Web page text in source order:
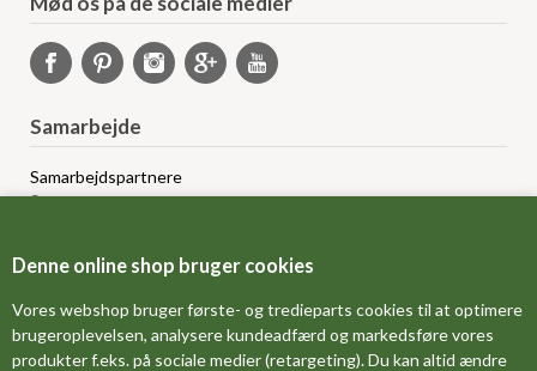
Denne online shop bruger cookies
Vores webshop bruger første- og tredieparts cookies til at optimere
brugeroplevelsen, analysere kundeadfærd og markedsføre vores
produkter f.eks. på sociale medier (retargeting). Du kan altid ændre
Samarbejde
Samarbejdspartnere
Sponsorprogram
Grossistsalg
FORSIDE